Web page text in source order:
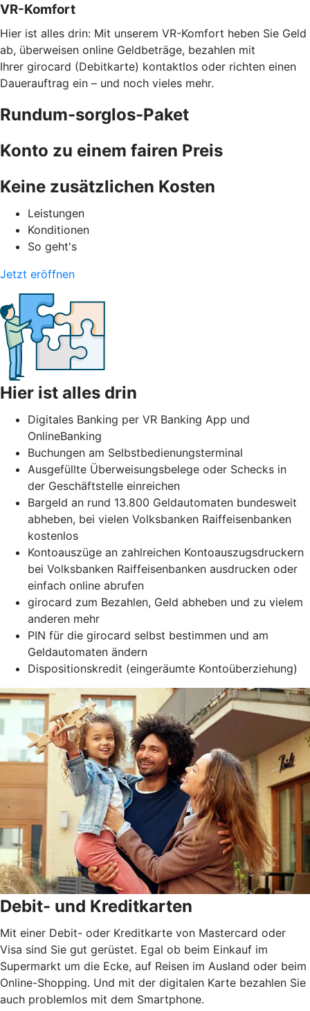
VR-Komfort
Hier ist alles drin: Mit unserem VR-Komfort heben Sie Geld
ab, überweisen online Geldbeträge, bezahlen mit
Ihrer girocard (Debitkarte) kontaktlos oder richten einen
Dauerauftrag ein – und noch vieles mehr.
Rundum-sorglos-Paket
Konto zu einem fairen Preis
Keine zusätzlichen Kosten
Leistungen
Konditionen
So geht's
Jetzt eröffnen
Hier ist alles drin
Digitales Banking per VR Banking App und
OnlineBanking
Buchungen am Selbstbedienungsterminal
Ausgefüllte Überweisungsbelege oder Schecks in
der Geschäftstelle einreichen
Bargeld an rund 13.800 Geldautomaten bundesweit
abheben, bei vielen Volksbanken Raiffeisenbanken
kostenlos
Kontoauszüge an zahlreichen Kontoauszugsdruckern
bei Volksbanken Raiffeisenbanken ausdrucken oder
einfach online abrufen
girocard zum Bezahlen, Geld abheben und zu vielem
anderen mehr
PIN für die girocard selbst bestimmen und am
Geldautomaten ändern
Dispositionskredit (eingeräumte Kontoüberziehung)
Debit- und Kreditkarten
Mit einer Debit- oder Kreditkarte von Mastercard oder
Visa sind Sie gut gerüstet. Egal ob beim Einkauf im
Supermarkt um die Ecke, auf Reisen im Ausland oder beim
Online-Shopping. Und mit der digitalen Karte bezahlen Sie
auch problemlos mit dem Smartphone.